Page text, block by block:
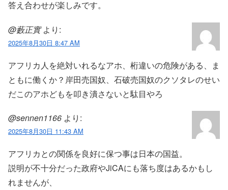
答え合わせが楽しみです。
@藪正實 より:
2025年8月30日 8:47 AM
アフリカ人を絶対いれるなアホ、桁違いの危険がある、ま
ともに働くか？岸田売国奴、石破売国奴のクソタレのせい
だこのアホどもを叩き潰さないと駄目やろ
@sennen1166 より:
2025年8月30日 11:43 AM
アフリカとの関係を良好に保つ事は日本の国益。
説明が不十分だった政府やJiCAにも落ち度はあるかもし
れませんが、